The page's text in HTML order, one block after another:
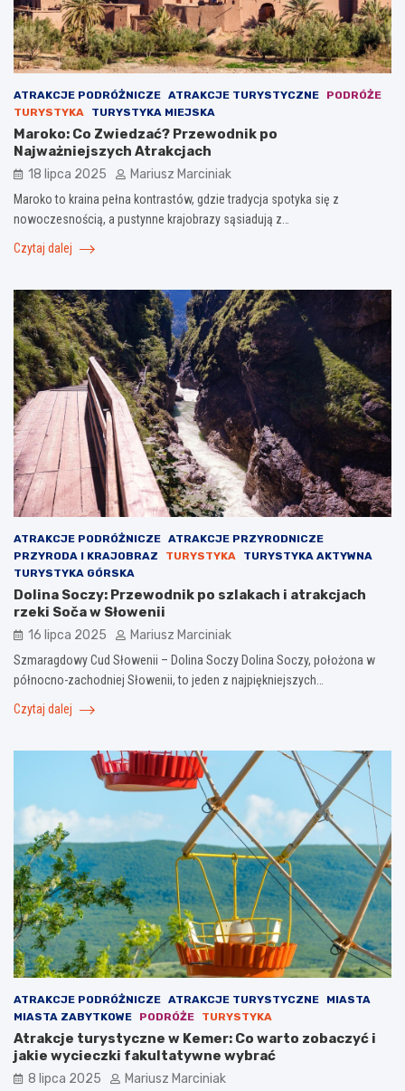
ATRAKCJE PODRÓŻNICZE ATRAKCJE TURYSTYCZNE
PODRÓŻE
TURYSTYKA
TURYSTYKA MIEJSKA
Maroko: Co Zwiedzać? Przewodnik po
Najważniejszych Atrakcjach
18 lipca 2025 Mariusz Marciniak
Maroko to kraina pełna kontrastów, gdzie tradycja spotyka się z
nowoczesnością, a pustynne krajobrazy sąsiadują z…
Czytaj dalej
ATRAKCJE PODRÓŻNICZE ATRAKCJE PRZYRODNICZE
PRZYRODA I KRAJOBRAZ
TURYSTYKA
TURYSTYKA AKTYWNA
TURYSTYKA GÓRSKA
Dolina Soczy: Przewodnik po szlakach i atrakcjach
rzeki Soča w Słowenii
16 lipca 2025 Mariusz Marciniak
Szmaragdowy Cud Słowenii – Dolina Soczy Dolina Soczy, położona w
północno-zachodniej Słowenii, to jeden z najpiękniejszych…
Czytaj dalej
ATRAKCJE PODRÓŻNICZE ATRAKCJE TURYSTYCZNE
MIASTA
MIASTA ZABYTKOWE
PODRÓŻE TURYSTYKA
Atrakcje turystyczne w Kemer: Co warto zobaczyć i
jakie wycieczki fakultatywne wybrać
8 lipca 2025 Mariusz Marciniak